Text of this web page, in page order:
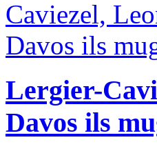
Lergier-
Davos ils